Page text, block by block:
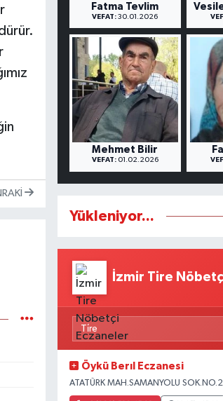
Fatma Tevlim
VEFAT: 30.01.2026
Mehmet Bilir
VEFAT:01.02.2026
Yükleniyor...
İzmir Tire
Öykü Berıl Eczanesi
ATATÜRK MAH.SAMANYOLU